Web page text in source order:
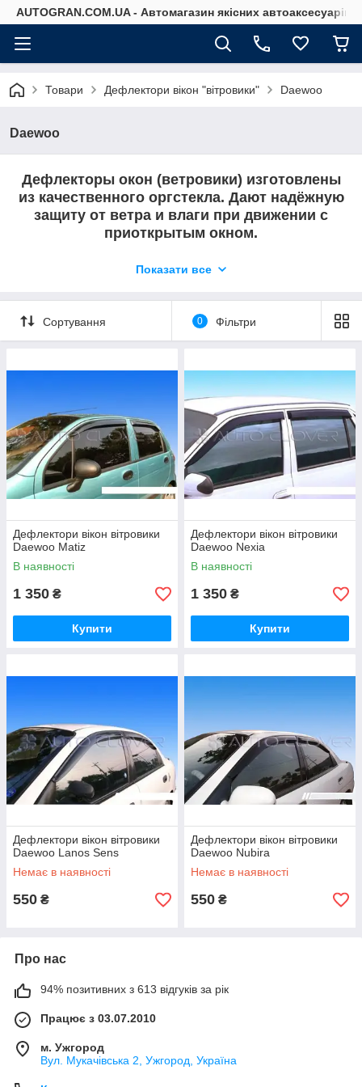
AUTOGRAN.COM.UA - Автомагазин якісних автоаксесуарів
Товари Дефлектори вікон "вітровики" Daewoo
Daewoo
Дефлекторы окон (ветровики) изготовлены
из качественного оргстекла. Дают надёжную
защиту от ветра и влаги при движении с
приоткрытым окном.
В этом разделе Вы можете найти
Показати все
Сортування 0 Фільтри
Дефлектори вікон вітровики
Daewoo Matiz
В наявності
1 350 ₴
Купити
Дефлектори вікон вітровики
Daewoo Nexia
В наявності
1 350 ₴
Купити
Дефлектори вікон вітровики
Daewoo Lanos Sens
Немає в наявності
550 ₴
Дефлектори вікон вітровики
Daewoo Nubira
Немає в наявності
550 ₴
Про нас
94% позитивних з 613 відгуків за рік
Працює з 03.07.2010
м. Ужгород
Вул. Мукачівська 2, Ужгород, Україна